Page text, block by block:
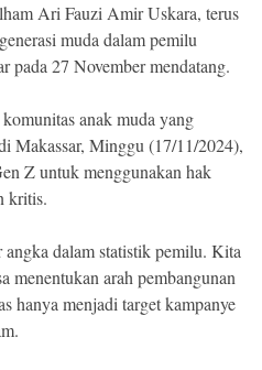
Ari Fauzi Amir Uskara, terus
muda dalam pemilu
pada 27 November mendatang.
anak muda yang
Makassar, Minggu (17/11/2024),
Z untuk menggunakan hak
kritis.
angka dalam statistik pemilu. Kita
menentukan arah pembangunan
hanya menjadi target kampanye